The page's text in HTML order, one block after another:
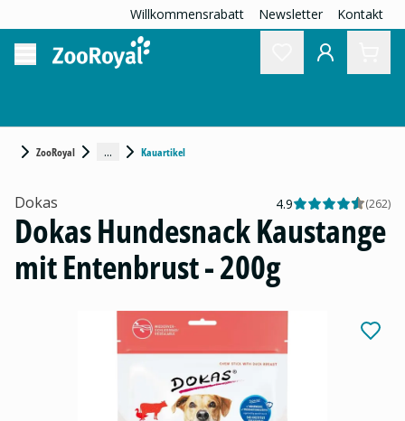
Willkommensrabatt Newsletter Kontakt
ZooRoyal ... Kauartikel
Dokas 4.9 (262)
Dokas Hundesnack Kaustange
mit Entenbrust - 200g